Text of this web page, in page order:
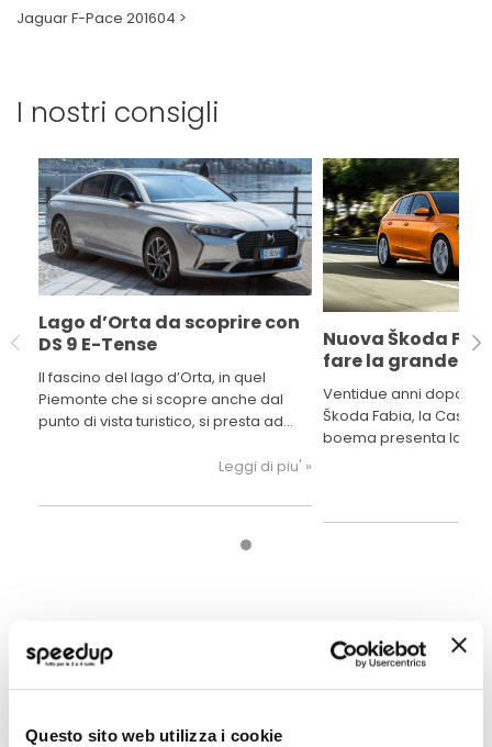
Questo sito web utilizza i cookie
Jaguar F-Pace 201604 >
I nostri consigli
Lago d’Orta da scoprire con
DS 9 E-Tense
Il fascino del lago d’Orta, in quel
Piemonte che si scopre anche dal
punto di vista turistico, si presta ad
dell’ammiraglia per definizione DS 9
Leggi di piu' »
Nuova Škoda
fare la grande
Ventidue anni dopo il
Škoda Fabia, la Casa
boema presenta la
POTREBBERO INTERESSARTI